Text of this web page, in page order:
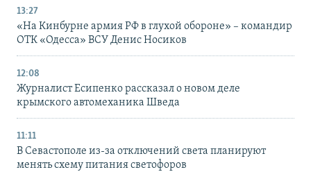
13:27
«На Кинбурне армия РФ в глухой обороне» – командир
ОТК «Одесса» ВСУ Денис Носиков
12:08
Журналист Есипенко рассказал о новом деле
крымского автомеханика Шведа
11:11
В Севастополе из-за отключений света планируют
менять схему питания светофоров